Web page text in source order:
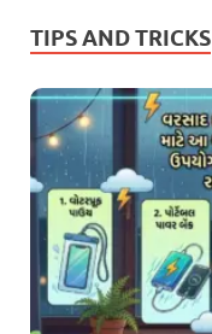
TIPS AND TRICKS